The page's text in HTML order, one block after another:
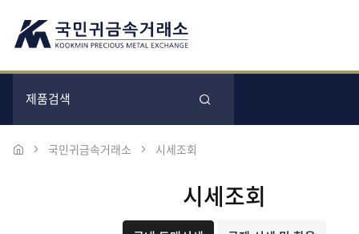
국민귀금속거래소 시세조회
시세조회